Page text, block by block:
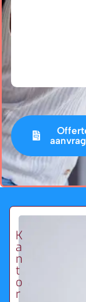
K
a
n
t
o
r